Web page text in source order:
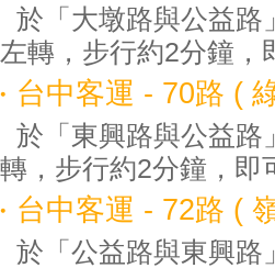
於「大墩路與公益路
左轉，步行約2分鐘，
台中客運 - 70路 (
於「東興路與公益路
轉，步行約2分鐘，即
台中客運 - 72路 (
於「公益路與東興路